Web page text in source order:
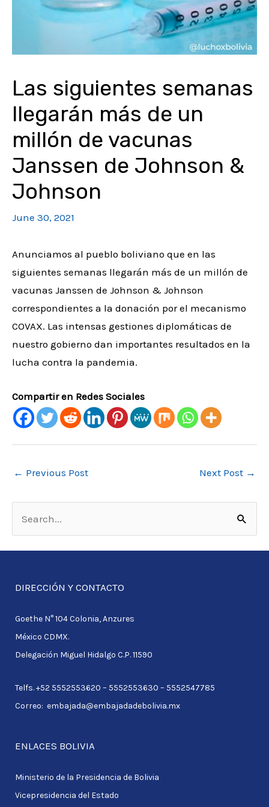
Las siguientes semanas
llegarán más de un
millón de vacunas
Janssen de Johnson &
Johnson
June 30, 2021
Anunciamos al pueblo boliviano que en las
siguientes semanas llegarán más de un millón de
vacunas Janssen de Johnson & Johnson
correspondientes a la donación por el mecanismo
COVAX. Las intensas gestiones diplomáticas de
nuestro gobierno dan importantes resultados en la
lucha contra la pandemia.
Compartir en Redes Sociales
← Previous Post Next Post →
h
DIRECCIÓN Y CONTACTO
Goethe N° 104 Colonia, Anzures
México CDMX.
Delegación Miguel Hidalgo C.P. 11590
Telfs. +52 5552553620 – 5552553630 – 5552547785
Correo: embajada@embajadadebolivia.mx
ENLACES BOLIVIA
Ministerio de la Presidencia de Bolivia
Vicepresidencia del Estado